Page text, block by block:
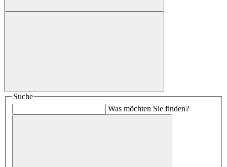
Suche
Was möchten Sie finden?